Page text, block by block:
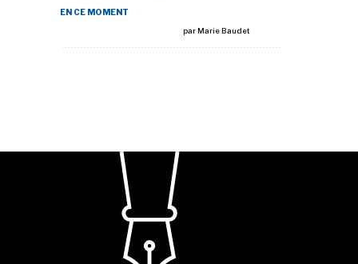
EN CE MOMENT
parMarie Baudet